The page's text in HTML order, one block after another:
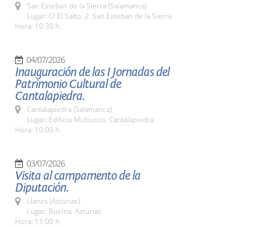
San Esteban de la Sierra (Salamanca)
Lugar: C/ El Salto, 2. San Esteban de la Sierra
Hora: 10:30 h.
04/07/2026
Inauguración de las I Jornadas del
Patrimonio Cultural de
Cantalapiedra.
Cantalapiedra (Salamanca)
Lugar: Edificio Multiusos. Cantalapiedra
Hora: 10:00 h.
03/07/2026
Visita al campamento de la
Diputación.
Llanes (Asturias)
Lugar: Buelna. Asturias
Hora: 11:00 h.